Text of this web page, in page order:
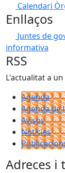
Calendari
Enllaços
Juntes de
informativa
RSS
L'actualitat a un
Agenda
Agenda de
Avisos
Notícies
Adreces i